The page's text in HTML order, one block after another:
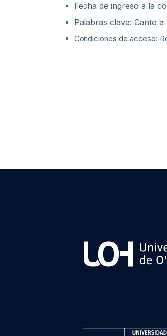
Fecha de ingreso a la
Palabras clave: Canto
Condiciones de acceso: